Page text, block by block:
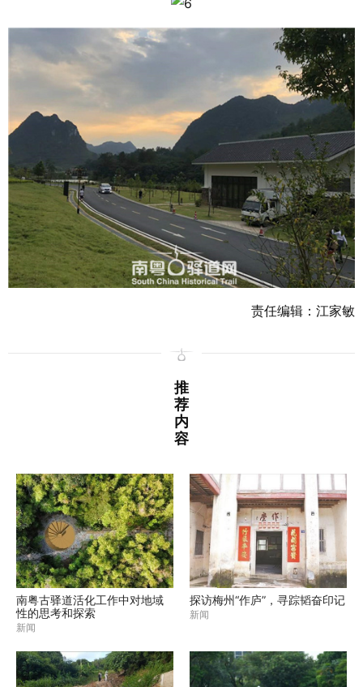
责任编辑：江家敏
推
荐
内
容
南粤古驿道活化工作中对地域
性的思考和探索
新闻
探访梅州“作庐”，寻踪韬奋印记
新闻